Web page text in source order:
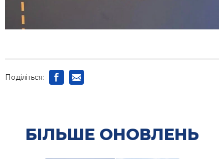
Поділіться:
БІЛЬШЕ ОНОВЛЕНЬ